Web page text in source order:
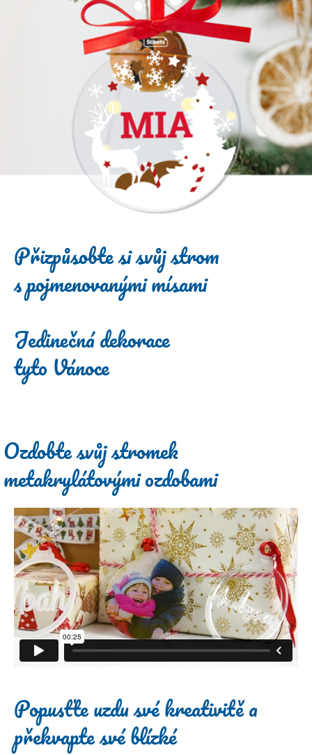
Přizpůsobte si svůj strom
s pojmenovanými mísami
Jedinečná dekorace
tyto Vánoce
Ozdobte svůj stromek
metakrylátovými ozdobami
Popusťte uzdu své kreativitě a
překvapte své blízké